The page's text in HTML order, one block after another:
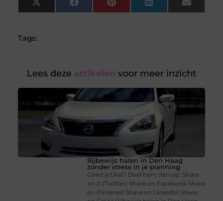
X
(Twitter)
FacebookPinterest LinkedIn Email
Tags:
Lees deze artikelen voor meer inzicht
Rijbewijs halen in Den Haag
zonder stress in je planning
Goed artikel? Deel hem dan op: Share
on X (Twitter) Share on Facebook Share
on Pinterest Share on LinkedIn Share